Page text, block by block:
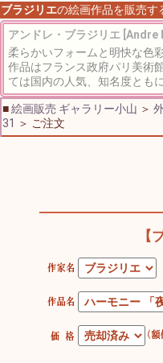
ブラジリエの絵画作品を販売す
アンドレ・ブラジリエ [Andre
柔らかいフォームと明快な色
作品はフランス政府パリ美術
ては国内の人気、知名度ともに
■絵画販売 ギャラリー小山 ＞
31 ＞ ご注文
【